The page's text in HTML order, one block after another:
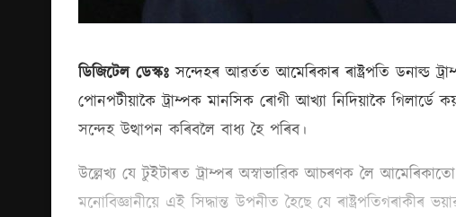
ডিজিটেল ডেস্কঃসন্দেহৰ আৱৰ্তত আমেৰিকাৰ ৰাষ্ট্ৰপতি ডনাল্ড
পোনপটীয়াকৈ ট্ৰাম্পক মানসিক ৰোগী আখ্যা নিদিয়াকৈ
সন্দেহ উত্থাপন কৰিবলৈ বাধ্য হৈ পৰিব।
উল্লেখ্য যে টুইটাৰত ট্ৰাম্পৰ অস্বাভাৱিক আচৰণক লৈ
মনোবিজ্ঞানীয়ে এই সিদ্ধান্ত উপনীত হৈছে যে